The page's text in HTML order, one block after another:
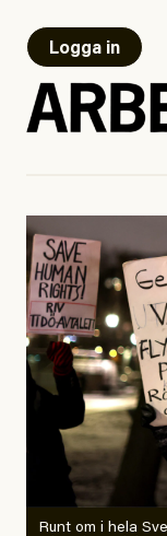
Logga in
Runt om i hela